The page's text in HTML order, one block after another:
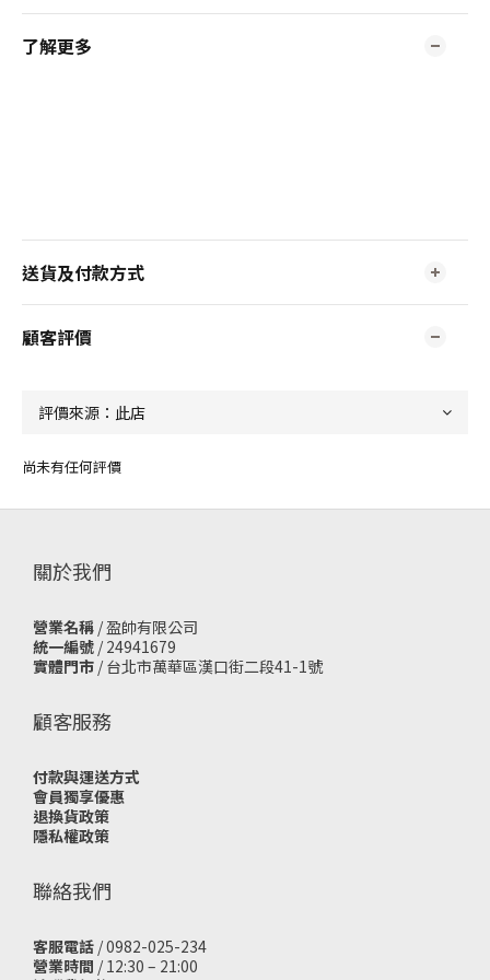
了解更多
送貨及付款方式
顧客評價
尚未有任何評價
關於我們
營業名稱 / 盈帥有限公司
統一編號 / 24941679
實體門市 / 台北市萬華區漢口街二段41-1號
顧客服務
付款與運送方式
會員獨享優惠
退換貨政策
隱私權政策
聯絡我們
客服電話 / 0982-025-234
營業時間 / 12:30 – 21:00